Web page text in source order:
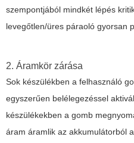
szempontjából mindkét lépés
levegőtlen/üres páraoló gyorsan
2. Áramkör zárása
Sok készülékben a felhasználó
egyszerűen belélegezéssel
készülékekben a gomb
áram áramlik az akkumulátorból